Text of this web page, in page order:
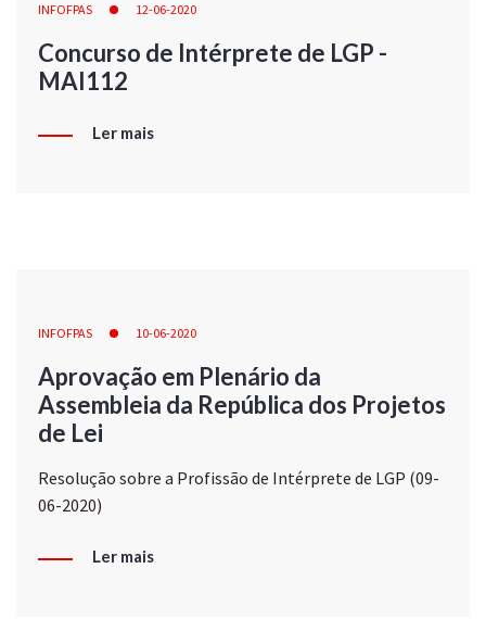
INFOFPAS 12-06-2020
Concurso de Intérprete de LGP -
MAI112
Ler mais
INFOFPAS 10-06-2020
Aprovação em Plenário da
Assembleia da República dos Projetos
de Lei
Resolução sobre a Profissão de Intérprete de LGP (09-
06-2020)
Ler mais